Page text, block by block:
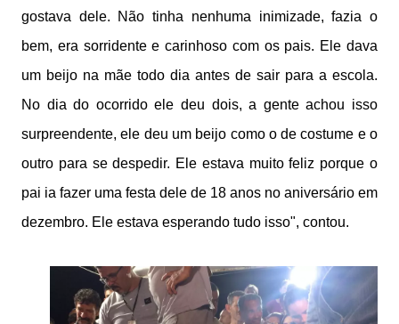
gostava dele. Não tinha nenhuma inimizade, fazia o
bem, era sorridente e carinhoso com os pais. Ele dava
um beijo na mãe todo dia antes de sair para a escola.
No dia do ocorrido ele deu dois, a gente achou isso
surpreendente, ele deu um beijo como o de costume e o
outro para se despedir. Ele estava muito feliz porque o
pai ia fazer uma festa dele de 18 anos no aniversário em
dezembro. Ele estava esperando tudo isso", contou.